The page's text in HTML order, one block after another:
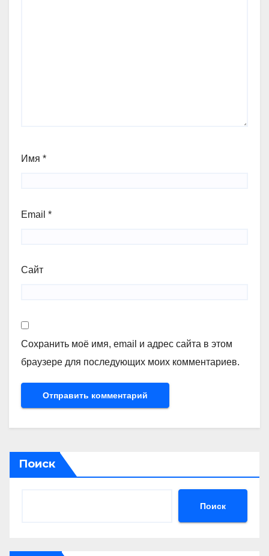
Имя *
Email *
Сайт
Сохранить моё имя, email и адрес сайта в этом
браузере для последующих моих комментариев.
Поиск
Поиск